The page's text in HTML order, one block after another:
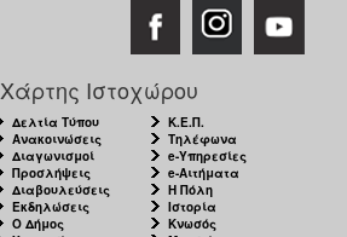
Χάρτης Ιστοχώρου
Δελτία Τύπου
Ανακοινώσεις
Διαγωνισμοί
Προσλήψεις
Διαβουλεύσεις
Εκδηλώσεις
Ο Δήμος
Κ.Ε.Π.
Τηλέφωνα
e-Υπηρεσίες
e-Αιτήματα
Η Πόλη
Ιστορία
Κνωσός